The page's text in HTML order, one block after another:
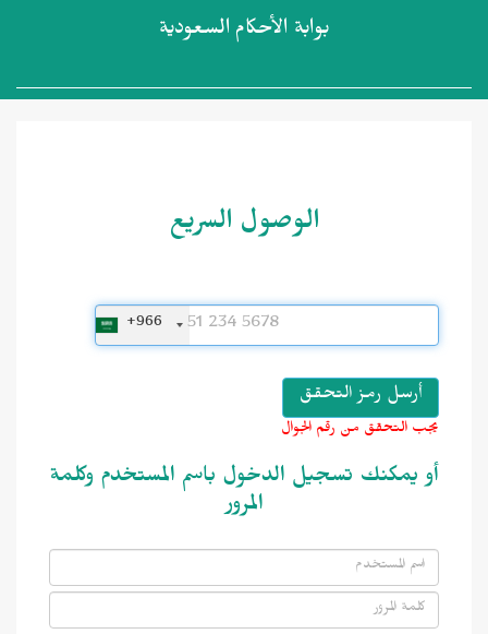
بوابة الأحكام السعودية
الوصول السريع
+966
يجب التحقق من رقم الجوال
أو يمكنك تسجيل الدخول باسم المستخدم وكلمة
المرور